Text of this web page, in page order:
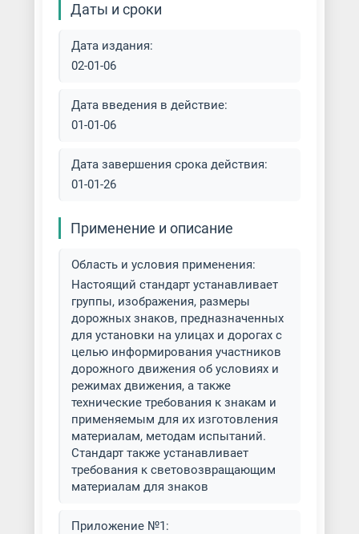
Даты и сроки
Дата издания:
02-01-06
Дата введения в действие:
01-01-06
Дата завершения срока действия:
01-01-26
Применение и описание
Область и условия применения:
Настоящий стандарт устанавливает
группы, изображения, размеры
дорожных знаков, предназначенных
для установки на улицах и дорогах с
целью информирования участников
дорожного движения об условиях и
режимах движения, а также
технические требования к знакам и
применяемым для их изготовления
материалам, методам испытаний.
Стандарт также устанавливает
требования к световозвращающим
материалам для знаков
Приложение №1: